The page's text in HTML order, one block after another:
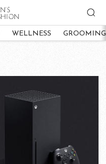
WELLNESS GROOMING